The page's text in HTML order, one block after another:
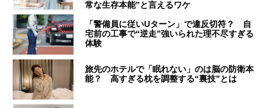
常な生存本能”と言えるワケ
「警備員に従いUターン」で違反切符？ 自
宅前の工事で“逆走”強いられた理不尽すぎる
体験
旅先のホテルで「眠れない」のは脳の防衛本
能？ 高すぎる枕を調整する“裏技”とは